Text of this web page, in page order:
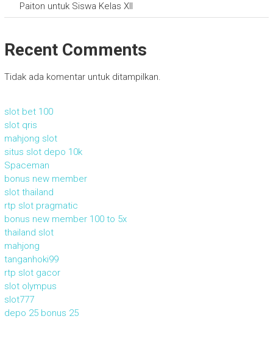
Paiton untuk Siswa Kelas XII
Recent Comments
Tidak ada komentar untuk ditampilkan.
slot bet 100
slot qris
mahjong slot
situs slot depo 10k
Spaceman
bonus new member
slot thailand
rtp slot pragmatic
bonus new member 100 to 5x
thailand slot
mahjong
tanganhoki99
rtp slot gacor
slot olympus
slot777
depo 25 bonus 25